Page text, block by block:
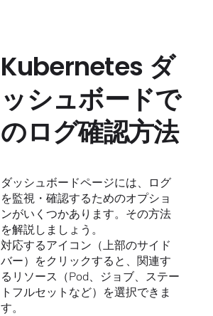
Kubernetes ダ
ッシュボードで
のログ確認方法
ダッシュボードページには、ログ
を監視・確認するためのオプショ
ンがいくつかあります。その方法
を解説しましょう。
対応するアイコン（上部のサイド
バー）をクリックすると、関連す
るリソース（Pod、ジョブ、ステー
トフルセットなど）を選択できま
す。